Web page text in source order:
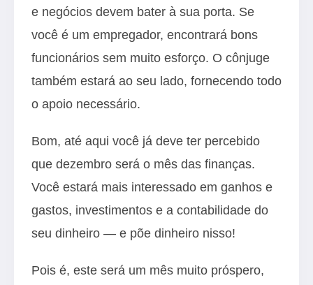
e negócios devem bater à sua porta. Se
você é um empregador, encontrará bons
funcionários sem muito esforço. O cônjuge
também estará ao seu lado, fornecendo todo
o apoio necessário.
Bom, até aqui você já deve ter percebido
que dezembro será o mês das finanças.
Você estará mais interessado em ganhos e
gastos, investimentos e a contabilidade do
seu dinheiro — e põe dinheiro nisso!
Pois é, este será um mês muito próspero,